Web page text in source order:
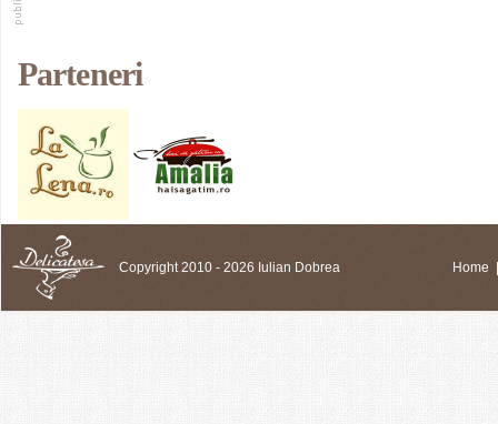
Parteneri
Copyright 2010 - 2026 Iulian Dobrea Home |